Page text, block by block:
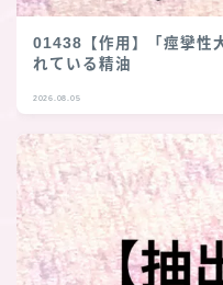
01438【作用】「痙攣性
れている精油
2026.08.05